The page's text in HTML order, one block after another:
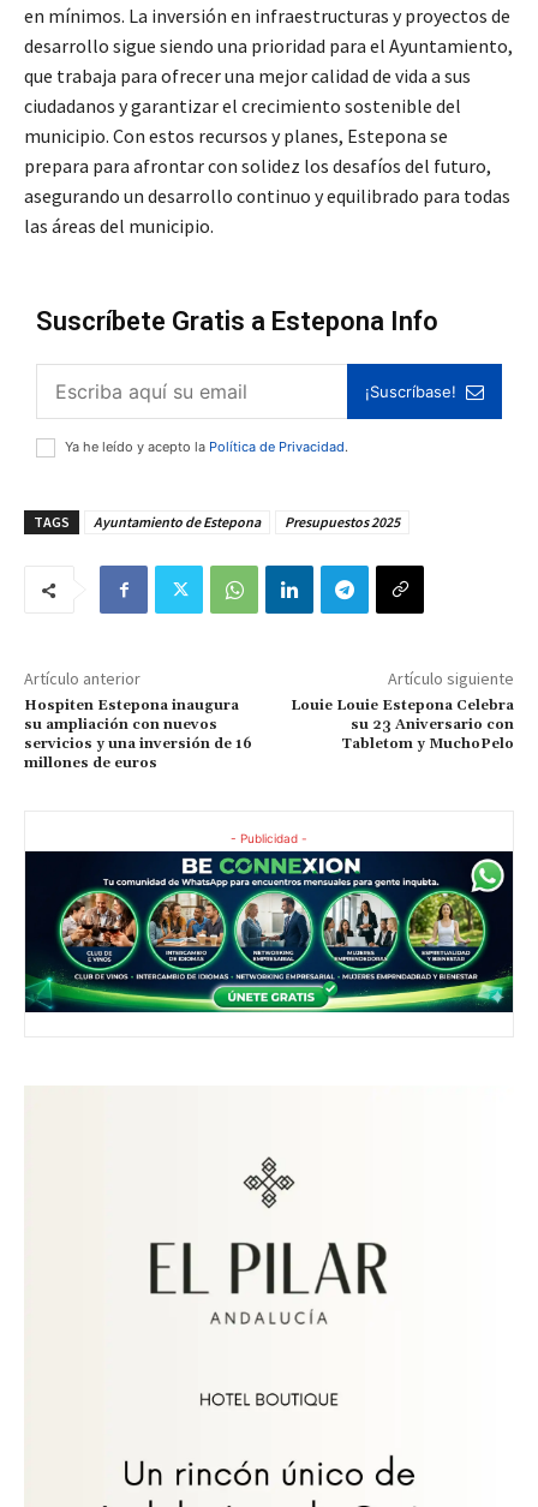
en mínimos. La inversión en infraestructuras y proyectos de
desarrollo sigue siendo una prioridad para el Ayuntamiento,
que trabaja para ofrecer una mejor calidad de vida a sus
ciudadanos y garantizar el crecimiento sostenible del
municipio. Con estos recursos y planes, Estepona se
prepara para afrontar con solidez los desafíos del futuro,
asegurando un desarrollo continuo y equilibrado para todas
las áreas del municipio.
Suscríbete Gratis a Estepona Info
¡Suscríbase!
Ya he leído y acepto la Política de Privacidad.
TAGS Ayuntamiento de Estepona Presupuestos 2025
Artículo anterior
Hospiten Estepona inaugura
su ampliación con nuevos
servicios y una inversión de 16
millones de euros
Artículo siguiente
Louie Louie Estepona Celebra
su 23 Aniversario con
Tabletom y MuchoPelo
- Publicidad -